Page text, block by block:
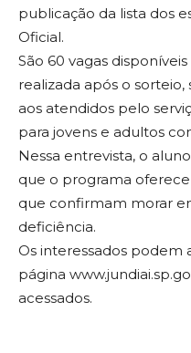
publicação da lista dos
Oficial.
São 60 vagas
realizada após o sorteio,
aos atendidos pelo
para jovens e adultos
Nessa entrevista, o
que o programa
que confirmam morar
deficiência.
Os interessados podem
página
acessados.